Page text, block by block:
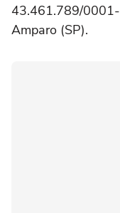
43.461.789/0001-
Amparo (SP).